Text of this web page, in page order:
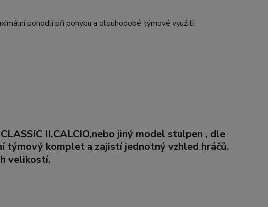
pohodlí při pohybu a dlouhodobé týmové využití.
II,CALCIO,nebo jiný model stulpen , dle
týmový komplet a zajistí jednotný vzhled hráčů.
velikostí.